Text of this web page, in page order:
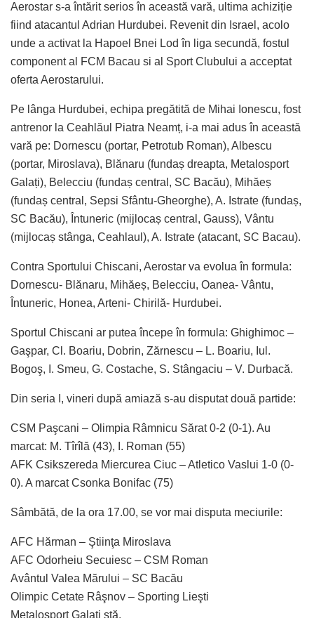
Aerostar s-a întărit serios în această vară, ultima achiziție
fiind atacantul Adrian Hurdubei. Revenit din Israel, acolo
unde a activat la Hapoel Bnei Lod în liga secundă, fostul
component al FCM Bacau si al Sport Clubului a acceptat
oferta Aerostarului.
Pe lânga Hurdubei, echipa pregătită de Mihai Ionescu, fost
antrenor la Ceahlăul Piatra Neamț, i-a mai adus în această
vară pe: Dornescu (portar, Petrotub Roman), Albescu
(portar, Miroslava), Blănaru (fundaș dreapta, Metalosport
Galați), Belecciu (fundaș central, SC Bacău), Mihăeș
(fundaș central, Sepsi Sfântu-Gheorghe), A. Istrate (fundaș,
SC Bacău), Întuneric (mijlocaș central, Gauss), Vântu
(mijlocaș stânga, Ceahlaul), A. Istrate (atacant, SC Bacau).
Contra Sportului Chiscani, Aerostar va evolua în formula:
Dornescu- Blănaru, Mihăeș, Belecciu, Oanea- Vântu,
Întuneric, Honea, Arteni- Chirilă- Hurdubei.
Sportul Chiscani ar putea începe în formula: Ghighimoc –
Gaşpar, Cl. Boariu, Dobrin, Zărnescu – L. Boariu, Iul.
Bogoş, I. Smeu, G. Costache, S. Stângaciu – V. Durbacă.
Din seria I, vineri după amiază s-au disputat două partide:
CSM Paşcani – Olimpia Râmnicu Sărat 0-2 (0-1). Au
marcat: M. Tîrîlă (43), I. Roman (55)
AFK Csikszereda Miercurea Ciuc – Atletico Vaslui 1-0 (0-
0). A marcat Csonka Bonifac (75)
Sâmbătă, de la ora 17.00, se vor mai disputa meciurile:
AFC Hărman – Ştiinţa Miroslava
AFC Odorheiu Secuiesc – CSM Roman
Avântul Valea Mărului – SC Bacău
Olimpic Cetate Râşnov – Sporting Lieşti
Metalosport Galaţi stă.